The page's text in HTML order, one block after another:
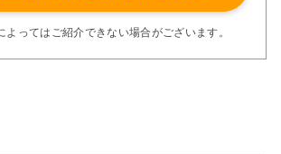
ス体制で工事後も安心です。
大切なお住まいの再生を私たちにお任せく
ってはご紹介できない場合がございます。